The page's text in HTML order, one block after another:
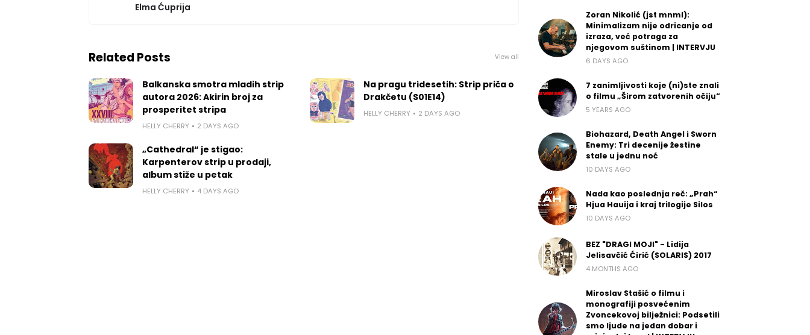
Elma Ćuprija
Related Posts View all
Balkanska smotra mladih strip
autora 2026: Akirin broj za
prosperitet stripa
HELLY CHERRY 2 DAYS AGO
Na pragu tridesetih: Strip priča o
Drakčetu (S01E14)
HELLY CHERRY 2 DAYS AGO
„Cathedral“ je stigao:
Karpenterov strip u prodaji,
album stiže u petak
HELLY CHERRY 4 DAYS AGO
Zoran Nikolić (jst mnml):
Minimalizam nije odricanje od
izraza, već potraga za
njegovom suštinom | INTERVJU
6 DAYS AGO
7 zanimljivosti koje (ni)ste znali
o filmu „Širom zatvorenih očiju“
5 YEARS AGO
Biohazard, Death Angel i Sworn
Enemy: Tri decenije žestine
stale u jednu noć
10 DAYS AGO
Nada kao poslednja reč: „Prah“
Hjua Hauija i kraj trilogije Silos
10 DAYS AGO
BEZ "DRAGI MOJI" - Lidija
Jelisavčić Ćirić (SOLARIS) 2017
4 MONTHS AGO
Miroslav Stašić o filmu i
monografiji posvećenim
Zvoncekovoj bilježnici: Podsetili
smo ljude na jedan dobar i